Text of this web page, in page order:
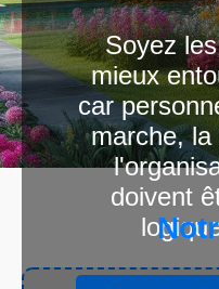
Soyez
mieux
car
marche, la
doivent